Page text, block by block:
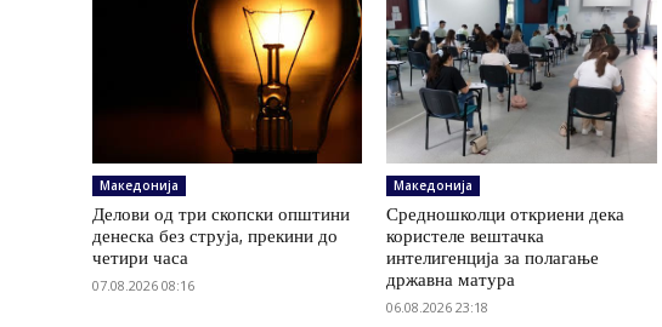
Македонија
Делови од три скопски општини
денеска без струја, прекини до
четири часа
07.08.2026 08:16
Македонија
Средношколци откриени дека
користеле вештачка
интелигенција за полагање
државна матура
06.08.2026 23:18